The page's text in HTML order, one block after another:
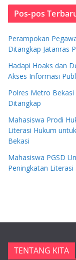
Pos-pos
Perampokan
Ditangkap Jatanras
Hadapi Hoaks dan
Akses Informasi
Polres Metro
Ditangkap
Mahasiswa Prodi
Literasi Hukum
Bekasi
Mahasiswa PGSD
Peningkatan
TENTANG KITA